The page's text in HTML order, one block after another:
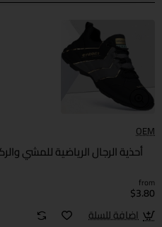
OEM
أحذية الرجال الرياضية للمشي
from
$3.80
اضافة للسلة